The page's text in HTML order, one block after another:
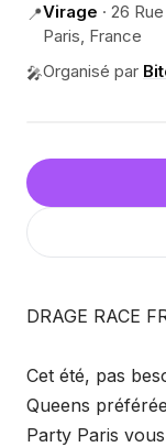
📍Virage · 26
Paris, France
🎤Organisé par
DRAGE RACE
Cet été, pas
Queens
Party Paris